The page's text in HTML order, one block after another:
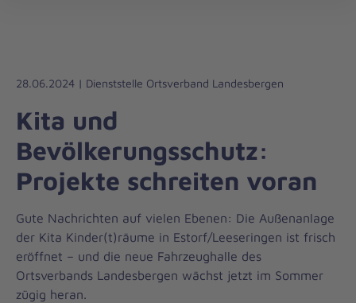
Liebe
Leben
28.06.2024 | Dienststelle Ortsverband Landesbergen
Kita und
Bevölkerungsschutz:
Projekte schreiten voran
Gute Nachrichten auf vielen Ebenen: Die Außenanlage
der Kita Kinder(t)räume in Estorf/Leeseringen ist frisch
eröffnet – und die neue Fahrzeughalle des
Ortsverbands Landesbergen wächst jetzt im Sommer
zügig heran.